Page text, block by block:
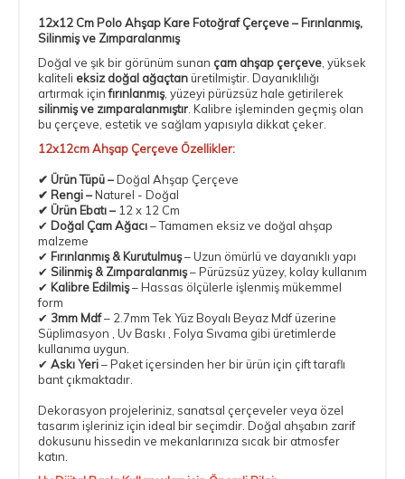
12x12 Cm Polo Ahşap Kare Fotoğraf Çerçeve – Fırınlanmış,
Silinmiş ve Zımparalanmış
Doğal ve şık bir görünüm sunan çam ahşap çerçeve , yüksek
kaliteli eksiz doğal ağaçtanüretilmiştir. Dayanıklılığı
artırmak içinfırınlanmış, yüzeyi pürüzsüz hale getirilerek
silinmiş ve zımparalanmıştır . Kalibre işleminden geçmiş olan
bu çerçeve, estetik ve sağlam yapısıyla dikkat çeker.
12x12cm Ahşap Çerçeve Özellikler:
✔ Ürün Tüpü–Doğal Ahşap Çerçeve
✔ Rengi–Naturel - Doğal
✔ Ürün Ebatı– 12 x 12 Cm
✔ Doğal Çam Ağacı– Tamamen eksiz ve doğal ahşap
malzeme
✔ Fırınlanmış & Kurutulmuş– Uzun ömürlü ve dayanıklı yapı
✔ Silinmiş & Zımparalanmış– Pürüzsüz yüzey, kolay kullanım
✔ Kalibre Edilmiş– Hassas ölçülerle işlenmiş mükemmel
form
✔ 3mm Mdf– 2.7mm Tek Yüz Boyalı Beyaz Mdfüzerine
Süplimasyon , Uv Baskı , Folya Sıvama gibi üretimlerde
kullanıma uygun.
✔ Askı Yeri– Paket içersinden her bir ürün için çift taraflı
bant çıkmaktadır.
Dekorasyon projeleriniz, sanatsal çerçeveler veya özel
tasarım işleriniz için ideal bir seçimdir. Doğal ahşabın zarif
dokusunu hissedin ve mekanlarınıza sıcak bir atmosfer
katın.